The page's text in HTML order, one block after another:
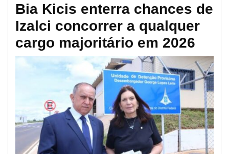
Bia Kicis enterra chances de
Izalci concorrer a qualquer
cargo majoritário em 2026